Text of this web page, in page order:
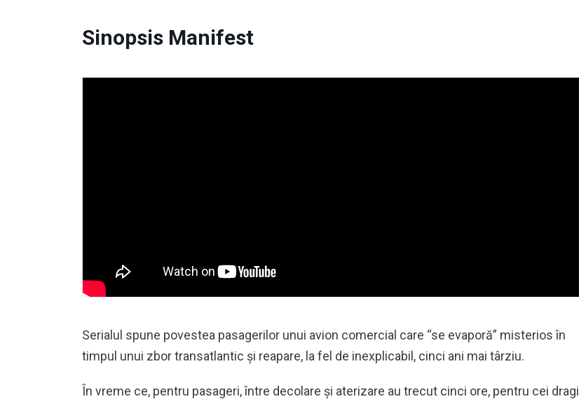
Sinopsis Manifest
Serialul spune povestea pasagerilor unui avion comercial care “se evaporă” misterios în
timpul unui zbor transatlantic și reapare, la fel de inexplicabil, cinci ani mai târziu.
În vreme ce, pentru pasageri, între decolare și aterizare au trecut cinci ore, pentru cei dragi